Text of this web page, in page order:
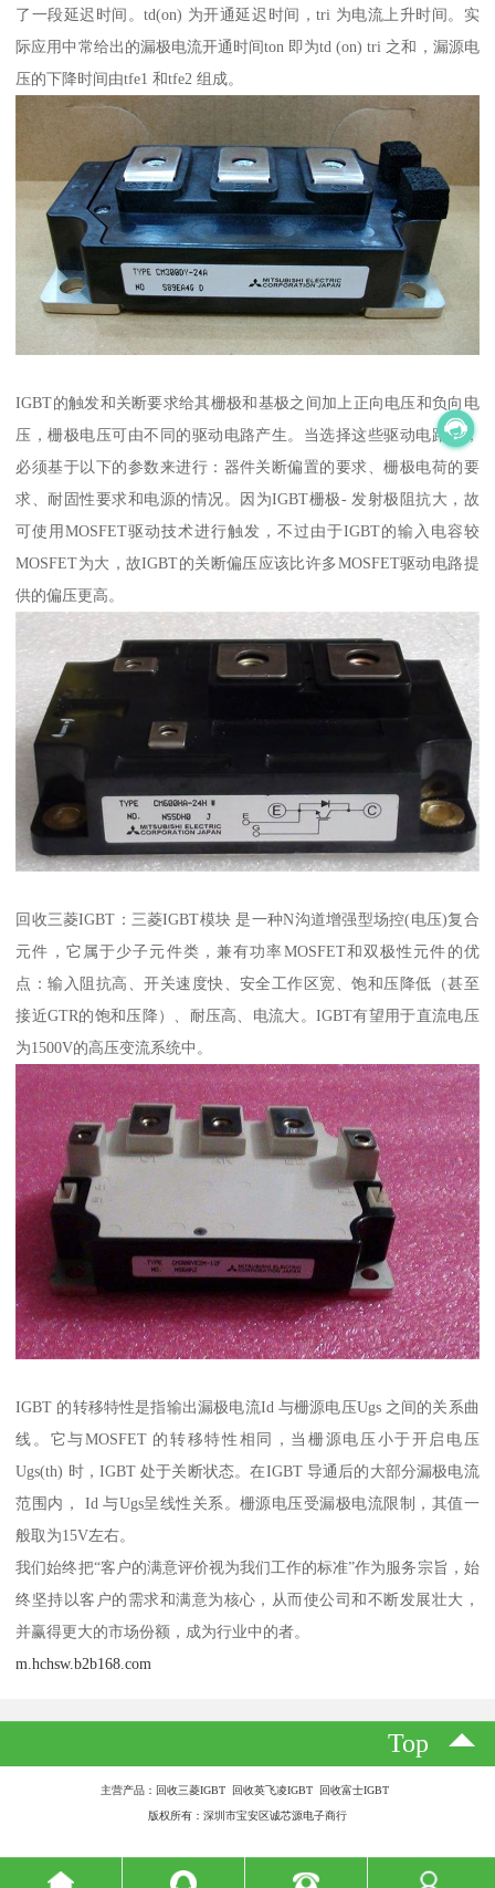
了一段延迟时间。td(on) 为开通延迟时间，tri 为电流上升时间。实
际应用中常给出的漏极电流开通时间ton 即为td (on) tri 之和，漏源电
压的下降时间由tfe1 和tfe2 组成。
IGBT的触发和关断要求给其栅极和基极之间加上正向电压和负向电
压，栅极电压可由不同的驱动电路产生。当选择这些驱动电路时，
必须基于以下的参数来进行：器件关断偏置的要求、栅极电荷的要
求、耐固性要求和电源的情况。因为IGBT栅极- 发射极阻抗大，故
可使用MOSFET驱动技术进行触发，不过由于IGBT的输入电容较
MOSFET为大，故IGBT的关断偏压应该比许多MOSFET驱动电路提
供的偏压更高。
回收三菱IGBT：三菱IGBT模块 是一种N沟道增强型场控(电压)复合
元件，它属于少子元件类，兼有功率MOSFET和双极性元件的优
点：输入阻抗高、开关速度快、安全工作区宽、饱和压降低（甚至
接近GTR的饱和压降）、耐压高、电流大。IGBT有望用于直流电压
为1500V的高压变流系统中。
IGBT 的转移特性是指输出漏极电流Id 与栅源电压Ugs 之间的关系曲
线。它与MOSFET 的转移特性相同，当栅源电压小于开启电压
Ugs(th) 时，IGBT 处于关断状态。在IGBT 导通后的大部分漏极电流
范围内， Id 与Ugs呈线性关系。栅源电压受漏极电流限制，其值一
般取为15V左右。
我们始终把“客户的满意评价视为我们工作的标准”作为服务宗旨，始
终坚持以客户的需求和满意为核心，从而使公司和不断发展壮大，
并赢得更大的市场份额，成为行业中的者。
m.hchsw.b2b168.com
Top
主营产品：回收三菱IGBT 回收英飞凌IGBT 回收富士IGBT
版权所有：深圳市宝安区诚芯源电子商行